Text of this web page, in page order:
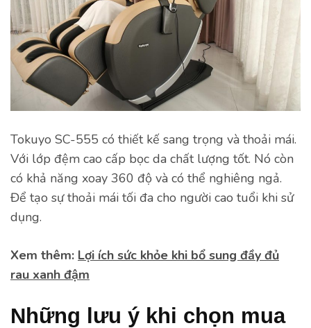
Tokuyo SC-555 có thiết kế sang trọng và thoải mái.
Với lớp đệm cao cấp bọc da chất lượng tốt. Nó còn
có khả năng xoay 360 độ và có thể nghiêng ngả.
Để tạo sự thoải mái tối đa cho người cao tuổi khi sử
dụng.
Xem thêm: Lợi ích sức khỏe khi bổ sung đầy đủ
rau xanh đậm
Những lưu ý khi chọn mua